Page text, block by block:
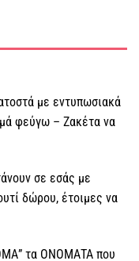
με εντυπωσιακά
φεύγω – Ζακέτα να
σε εσάς με
δώρου, έτοιμες να
τα ΟΝΟΜΑΤΑ που